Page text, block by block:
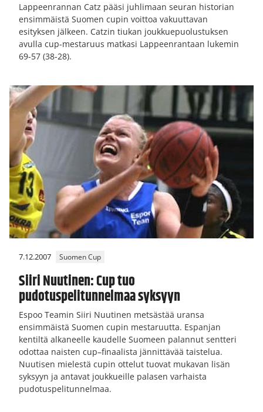
Lappeenrannan Catz pääsi juhlimaan seuran historian
ensimmäistä Suomen cupin voittoa vakuuttavan
esityksen jälkeen. Catzin tiukan joukkuepuolustuksen
avulla cup-mestaruus matkasi Lappeenrantaan lukemin
69-57 (38-28).
7.12.2007 Suomen Cup
Siiri Nuutinen: Cup tuo
pudotuspelitunnelmaa syksyyn
Espoo Teamin Siiri Nuutinen metsästää uransa
ensimmäistä Suomen cupin mestaruutta. Espanjan
kentiltä alkaneelle kaudelle Suomeen palannut sentteri
odottaa naisten cup–finaalista jännittävää taistelua.
Nuutisen mielestä cupin ottelut tuovat mukavan lisän
syksyyn ja antavat joukkueille palasen varhaista
pudotuspelitunnelmaa.